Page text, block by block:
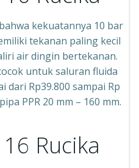
kekuatannya 10 bar
tekanan paling kecil
air dingin bertekanan.
untuk saluran fluida
dari Rp39.800 sampai Rp
PPR 20 mm – 160 mm.
Rucika